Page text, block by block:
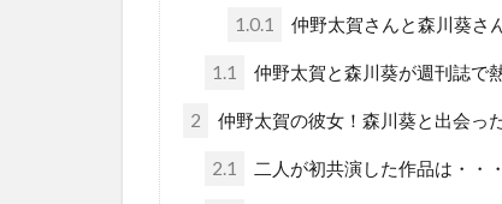
1.0.1 仲野太賀さんと森川葵さ
1.1 仲野太賀と森川葵が週刊誌で
2 仲野太賀の彼女！森川葵と出会っ
2.1 二人が初共演した作品は・・・